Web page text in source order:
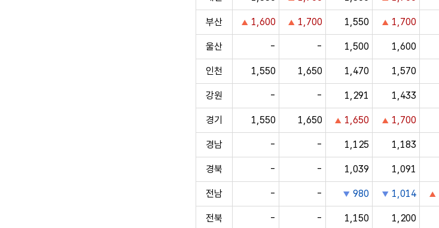
부산 1,600 1,700 1,550 1,700
울산 - - 1,500 1,600
인천 1,550 1,650 1,470 1,570
강원 - - 1,291 1,433
경기 1,550 1,650 1,650 1,700
경남 - - 1,125 1,183
경북 - - 1,039 1,091
전남 - - 980 1,014
전북 - - 1,150 1,200